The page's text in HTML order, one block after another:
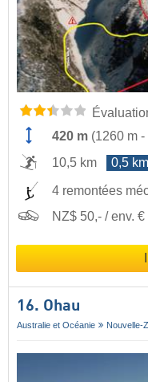
420 m (1260 m -
10,5 km
0,5 km
4 remontées
NZ$ 50,- / env. €
16. Ohau
Australie et Océanie Nouvelle-